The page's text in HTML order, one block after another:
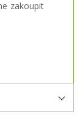
zakoupit